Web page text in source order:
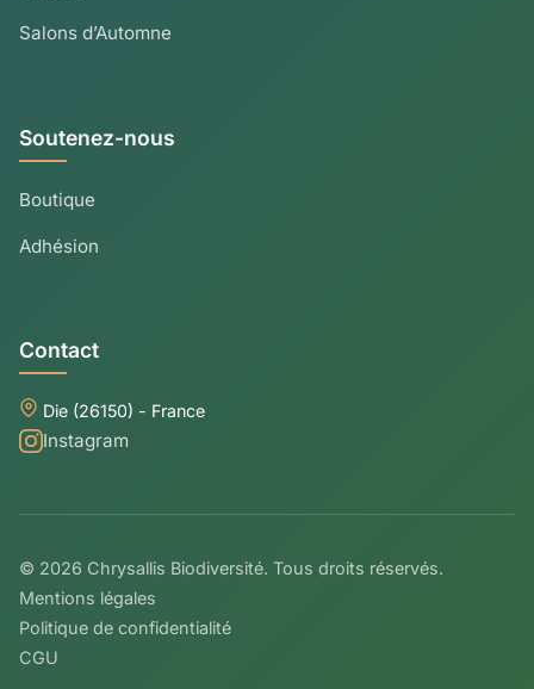
Salons d’Automne
Soutenez-nous
Boutique
Adhésion
Contact
Die (26150) - France
Instagram
© 2026 Chrysallis Biodiversité. Tous droits réservés.
Mentions légales
Politique de confidentialité
CGU